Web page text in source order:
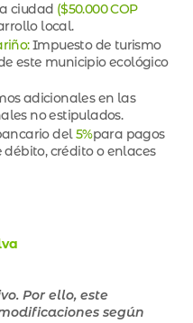
ciudad ($50.000 COP
local.
Impuesto de turismo
este municipio ecológico
adicionales en las
no estipulados.
del5%para pagos
crédito o enlaces
Por ello, este
según